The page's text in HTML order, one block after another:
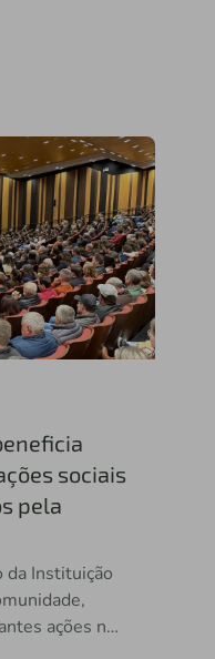
sociais
pela
da Instituição
ações nos